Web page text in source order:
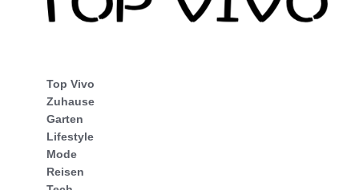
Top Vivo
Zuhause
Garten
Lifestyle
Mode
Reisen